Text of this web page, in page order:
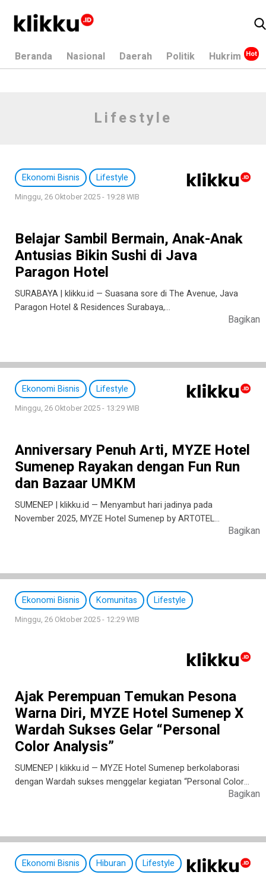
Beranda Nasional Daerah Politik Hukrim
Lifestyle
Ekonomi Bisnis Lifestyle
Minggu, 26 Oktober 2025 - 19:28 WIB
Belajar Sambil Bermain, Anak-Anak
Antusias Bikin Sushi di Java
Paragon Hotel
SURABAYA | klikku.id — Suasana sore di The Avenue, Java
Paragon Hotel & Residences Surabaya,…
Bagikan
Ekonomi Bisnis Lifestyle
Minggu, 26 Oktober 2025 - 13:29 WIB
Anniversary Penuh Arti, MYZE Hotel
Sumenep Rayakan dengan Fun Run
dan Bazaar UMKM
SUMENEP | klikku.id — Menyambut hari jadinya pada
November 2025, MYZE Hotel Sumenep by ARTOTEL…
Bagikan
Ekonomi Bisnis Komunitas Lifestyle
Minggu, 26 Oktober 2025 - 12:29 WIB
Ajak Perempuan Temukan Pesona
Warna Diri, MYZE Hotel Sumenep X
Wardah Sukses Gelar “Personal
Color Analysis”
SUMENEP | klikku.id — MYZE Hotel Sumenep berkolaborasi
dengan Wardah sukses menggelar kegiatan “Personal Color…
Bagikan
Ekonomi Bisnis Hiburan Lifestyle